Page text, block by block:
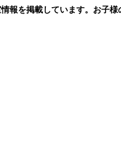
報を掲載しています。お子様